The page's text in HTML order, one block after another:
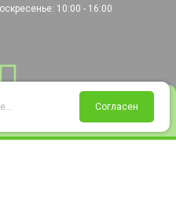
Избранное Корзина
10:00 - 16:00
Согласен